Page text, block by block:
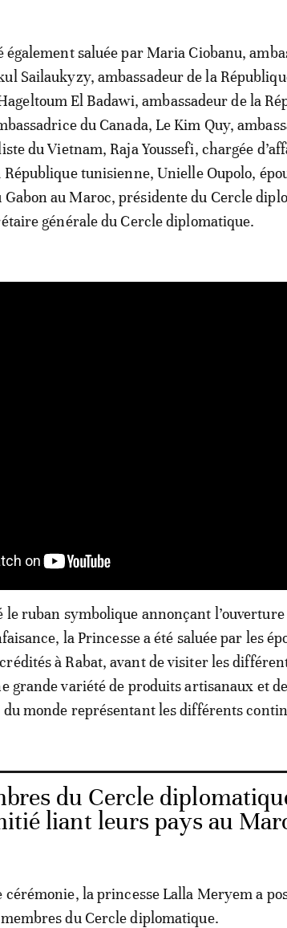
également saluée par Maria Ciobanu,
Sailaukyzy, ambassadeur de la
El Badawi, ambassadeur de la
du Canada, Le Kim Quy,
du Vietnam, Raja Youssefi, chargée
République tunisienne, Unielle Oupolo,
Gabon au Maroc, présidente du Cercle
générale du Cercle diplomatique.
le ruban symbolique annonçant
la Princesse a été saluée par les
à Rabat, avant de visiter les
grande variété de produits artisanaux et
du monde représentant les différents
du Cercle
liant leurs pays au
cérémonie, la princesse Lalla Meryem a
du Cercle diplomatique.